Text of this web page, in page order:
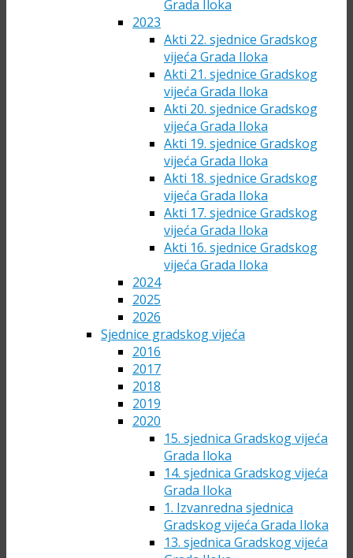
Grada Iloka
2023
Akti 22. sjednice Gradskog
vijeća Grada Iloka
Akti 21. sjednice Gradskog
vijeća Grada Iloka
Akti 20. sjednice Gradskog
vijeća Grada Iloka
Akti 19. sjednice Gradskog
vijeća Grada Iloka
Akti 18. sjednice Gradskog
vijeća Grada Iloka
Akti 17. sjednice Gradskog
vijeća Grada Iloka
Akti 16. sjednice Gradskog
vijeća Grada Iloka
2024
2025
2026
Sjednice gradskog vijeća
2016
2017
2018
2019
2020
15. sjednica Gradskog vijeća
Grada Iloka
14. sjednica Gradskog vijeća
Grada Iloka
1. Izvanredna sjednica
Gradskog vijeća Grada Iloka
13. sjednica Gradskog vijeća